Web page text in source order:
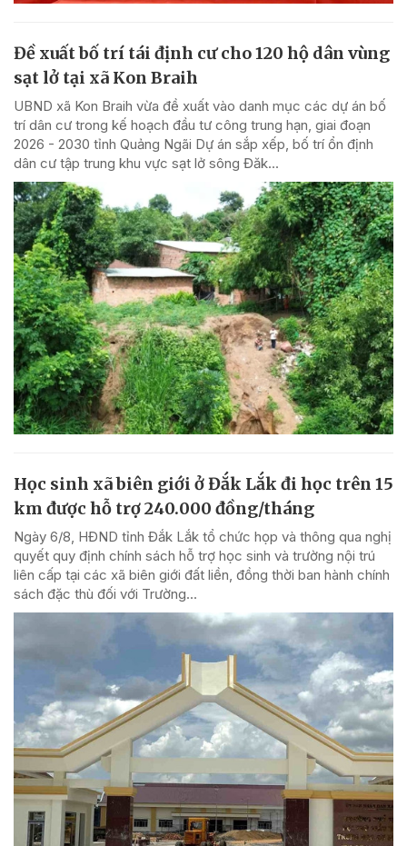
Đề xuất bố trí tái định cư cho 120 hộ dân vùng
sạt lở tại xã Kon Braih
UBND xã Kon Braih vừa đề xuất vào danh mục các dự án bố
trí dân cư trong kế hoạch đầu tư công trung hạn, giai đoạn
2026 - 2030 tỉnh Quảng Ngãi Dự án sắp xếp, bố trí ổn định
dân cư tập trung khu vực sạt lở sông Đăk...
Học sinh xã biên giới ở Đắk Lắk đi học trên 15
km được hỗ trợ 240.000 đồng/tháng
Ngày 6/8, HĐND tỉnh Đắk Lắk tổ chức họp và thông qua nghị
quyết quy định chính sách hỗ trợ học sinh và trường nội trú
liên cấp tại các xã biên giới đất liền, đồng thời ban hành chính
sách đặc thù đối với Trường...